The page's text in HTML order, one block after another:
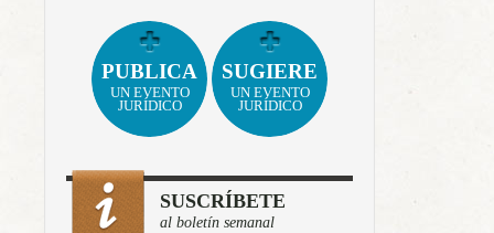
PUBLICA
UN EVENTO
JURÍDICO
SUGIERE
UN EVENTO
JURÍDICO
SUSCRÍBETE
al boletín semanal